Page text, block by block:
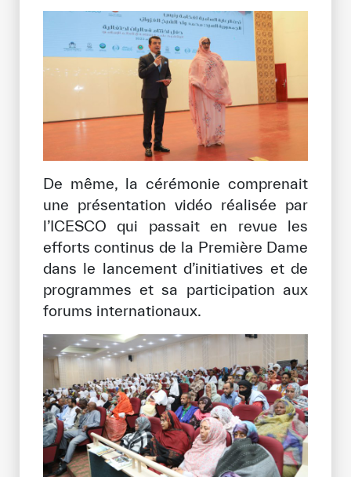
De même, la cérémonie comprenait
une présentation vidéo réalisée par
l’ICESCO qui passait en revue les
efforts continus de la Première Dame
dans le lancement d’initiatives et de
programmes et sa participation aux
forums internationaux.